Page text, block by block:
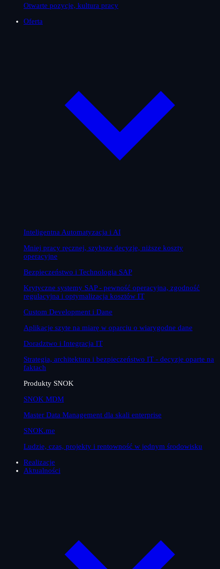
Otwarte pozycje, kultura pracy
Oferta
Inteligentna Automatyzacja i AI
Mniej pracy ręcznej, szybsze decyzje, niższe koszty
operacyjne
Bezpieczeństwo i Technologia SAP
Krytyczne systemy SAP - pewność operacyjna, zgodność
regulacyjna i optymalizacja kosztów IT
Custom Development i Dane
Aplikacje szyte na miarę w oparciu o wiarygodne dane
Doradztwo i Integracja IT
Strategia, architektura i bezpieczeństwo IT - decyzje oparte na
faktach
Produkty SNOK
SNOK MDM
Master Data Management dla skali enterprise
SNOK.me
Ludzie, czas, projekty i rentowność w jednym środowisku
Realizacje
Aktualności